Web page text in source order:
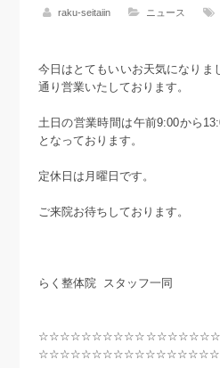
raku-seitaiin ニュース
今日はとてもいいお天気になり
通り営業いたしております。
土日の営業時間は午前9:00から
となっております。
定休日は月曜日です。
ご来院お待ちしております。
らく整体院 スタッフ一同